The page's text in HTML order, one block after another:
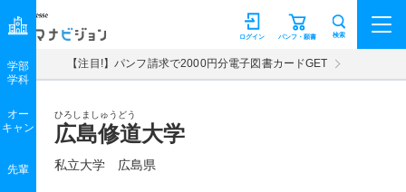
マナビジョン パンフ・願書
ログイン 検索
【注目!】パンフ請求で2000円分電子図書カードGET
ひろしましゅうどう
広島修道大学
私立大学 広島県
学部
学科
オー
キャン
先輩